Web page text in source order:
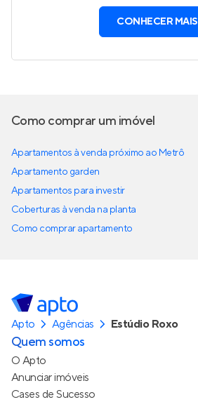
CONHECER MAIS
Como comprar um imóvel
Apartamentos à venda próximo ao Metrô
Apartamento garden
Apartamentos para investir
Coberturas à venda na planta
Como comprar apartamento
Apto Agências Estúdio Roxo
Quem somos
O Apto
Anunciar imóveis
Cases de Sucesso